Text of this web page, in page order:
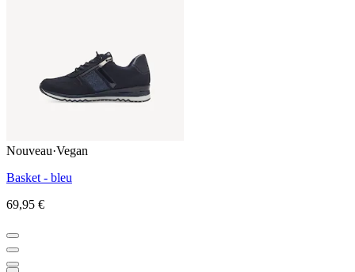
Nouveau·Vegan
Basket - bleu
69,95 €